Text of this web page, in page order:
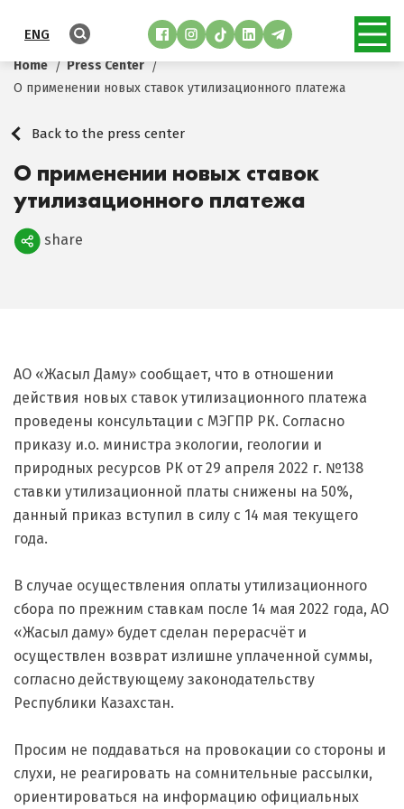
ENG
Home
Press Center
О применении новых ставок утилизационного платежа
Back to the press center
О применении новых ставок
утилизационного платежа
Поделиться
share
АО «Жасыл Даму» сообщает, что в отношении
действия новых ставок утилизационного платежа
проведены консультации с МЭГПР РК. Согласно
приказу и.о. министра экологии, геологии и
природных ресурсов РК от 29 апреля 2022 г. №138
ставки утилизационной платы снижены на 50%,
данный приказ вступил в силу с 14 мая текущего
года.
В случае осуществления оплаты утилизационного
сбора по прежним ставкам после 14 мая 2022 года, АО
«Жасыл даму» будет сделан перерасчёт и
осуществлен возврат излишне уплаченной суммы,
согласно действующему законодательству
Республики Казахстан.
Просим не поддаваться на провокации со стороны и
слухи, не реагировать на сомнительные рассылки,
ориентироваться на информацию официальных